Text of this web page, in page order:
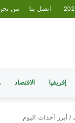
اتصل بنا من
إفريقيا الاقتصاد
/ أبرز أحداث اليوم